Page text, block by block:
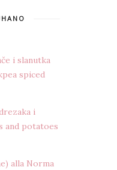
i slanutka
spiced
i
and potatoes
alla Norma